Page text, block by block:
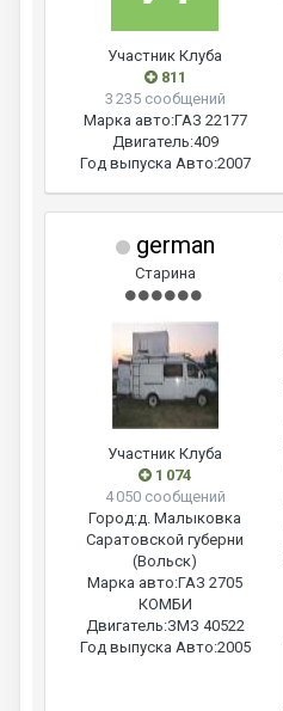
Участник Клуба
811
3 235 сообщений
Марка авто:ГАЗ 22177
Двигатель:409
Год выпуска Авто:2007
german
Старина
Участник Клуба
1 074
4 050 сообщений
Город:д. Малыковка
Саратовской губерни
(Вольск)
Марка авто:ГАЗ 2705
КОМБИ
Двигатель:ЗМЗ 40522
Год выпуска Авто:2005